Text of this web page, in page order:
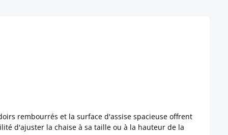
rembourrés et la surface d'assise spacieuse offrent
d'ajuster la chaise à sa taille ou à la hauteur de la